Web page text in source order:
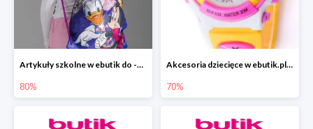
Artykuły szkolne w ebutik do -80%
80%
Akcesoria dziecięce w ebutik.pl do -70%
70%